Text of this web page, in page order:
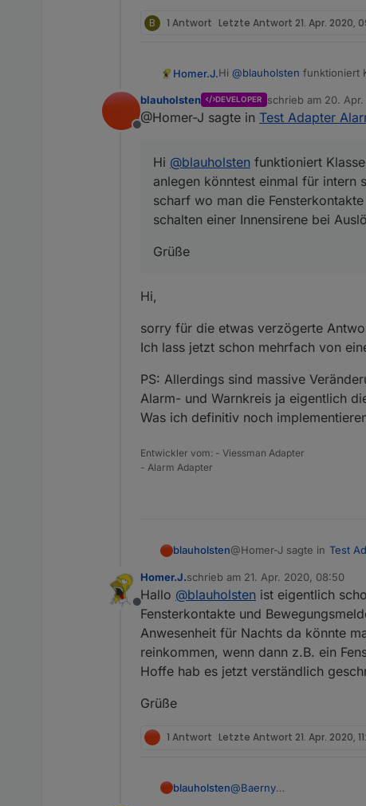
B 1 Antwort Letzte Antwort 21. Apr. 2020,
Homer.J.Hi @blauholsten funktioniert
Fensterkontakte und Bewegungsmelder reinpackt, für intern scharf
Auslösung wäre auch schön.
Grüße
Offline
blauholsten DEVELOPER schrieb am 20.
zuletzt editiert von
@Homer-J sagte in Test Adapter
Hi @blauholsten funktioniert
anlegen könntest einmal für intern
scharf wo man die
schalten einer Innensirene bei
Grüße
Hi,
sorry für die etwas verzögerte
Ich lass jetzt schon mehrfach von
PS: Allerdings sind massive
Alarm- und Warnkreis ja eigentlich
Was ich definitiv noch
Entwickler vom: - Viessman Adapter
- Alarm Adapter
blauholsten@Homer-J sagte in Test
Hi @blauholsten
könntest einmal für
die Fensterkontakte und Bewegungsmelder
Innensirene bei
Grüße
Hi,
sorry für die etwas
Ich lass jetzt schon
PS: Allerdings sind
Offline
Homer.J.schrieb am 21. Apr. 2020, 08:50
zuletzt editiert von
Hallo @blauholsten ist eigentlich
Fensterkontakte und
Anwesenheit für Nachts da könnte
reinkommen, wenn dann z.B. ein
Hoffe hab es jetzt verständlich
Grüße
1 Antwort Letzte Antwort 21. Apr. 2020,
blauholsten@Baerny